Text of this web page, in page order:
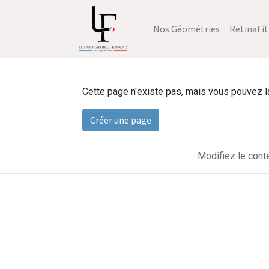
Nos Géométries RetinaFit
Cette page n'existe pas, mais vous pouvez
Créer une page
Modifiez le